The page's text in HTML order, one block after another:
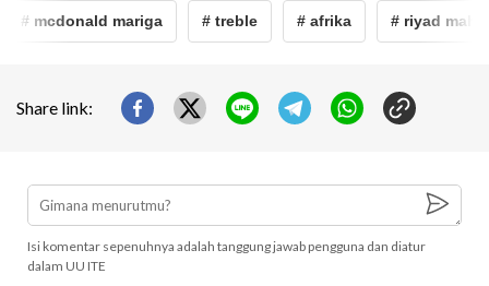
# mcdonald mariga # treble # afrika # riyad mahrez
Share link:
Isi komentar sepenuhnya adalah tanggung jawab pengguna dan diatur
dalam UU ITE